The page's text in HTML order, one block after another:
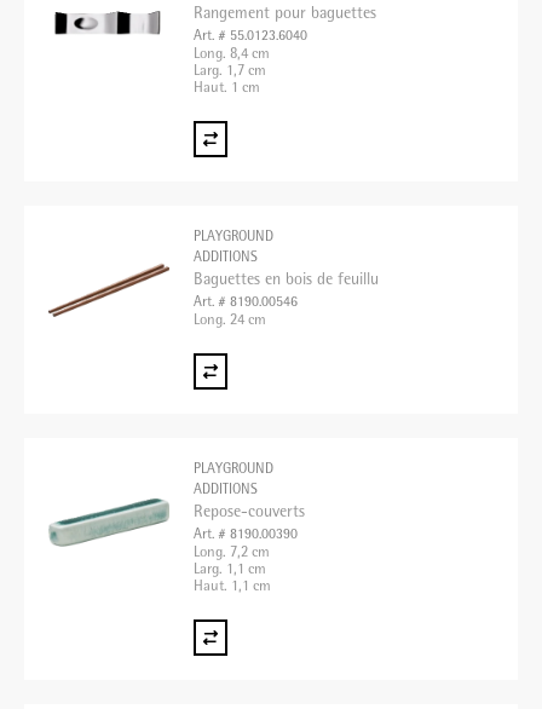
Rangement pour baguettes
Art. # 55.0123.6040
Long. 8,4 cm
Larg. 1,7 cm
Haut. 1 cm
PLAYGROUND
ADDITIONS
Baguettes en bois de feuillu
Art. # 8190.00546
Long. 24 cm
PLAYGROUND
ADDITIONS
Repose-couverts
Art. # 8190.00390
Long. 7,2 cm
Larg. 1,1 cm
Haut. 1,1 cm